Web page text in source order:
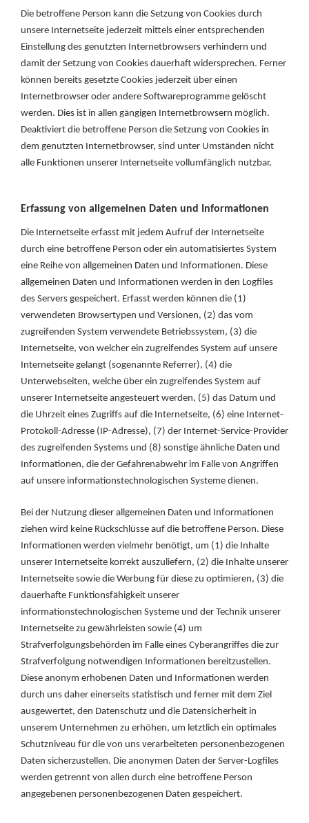
Die betroffene Person kann die Setzung von Cookies durch
unsere Internetseite jederzeit mittels einer entsprechenden
Einstellung des genutzten Internetbrowsers verhindern und
damit der Setzung von Cookies dauerhaft widersprechen. Ferner
können bereits gesetzte Cookies jederzeit über einen
Internetbrowser oder andere Softwareprogramme gelöscht
werden. Dies ist in allen gängigen Internetbrowsern möglich.
Deaktiviert die betroffene Person die Setzung von Cookies in
dem genutzten Internetbrowser, sind unter Umständen nicht
alle Funktionen unserer Internetseite vollumfänglich nutzbar.
Erfassung von allgemeinen Daten und Informationen
Die Internetseite erfasst mit jedem Aufruf der Internetseite
durch eine betroffene Person oder ein automatisiertes System
eine Reihe von allgemeinen Daten und Informationen. Diese
allgemeinen Daten und Informationen werden in den Logfiles
des Servers gespeichert. Erfasst werden können die (1)
verwendeten Browsertypen und Versionen, (2) das vom
zugreifenden System verwendete Betriebssystem, (3) die
Internetseite, von welcher ein zugreifendes System auf unsere
Internetseite gelangt (sogenannte Referrer), (4) die
Unterwebseiten, welche über ein zugreifendes System auf
unserer Internetseite angesteuert werden, (5) das Datum und
die Uhrzeit eines Zugriffs auf die Internetseite, (6) eine Internet-
Protokoll-Adresse (IP-Adresse), (7) der Internet-Service-Provider
des zugreifenden Systems und (8) sonstige ähnliche Daten und
Informationen, die der Gefahrenabwehr im Falle von Angriffen
auf unsere informationstechnologischen Systeme dienen.
Bei der Nutzung dieser allgemeinen Daten und Informationen
ziehen wird keine Rückschlüsse auf die betroffene Person. Diese
Informationen werden vielmehr benötigt, um (1) die Inhalte
unserer Internetseite korrekt auszuliefern, (2) die Inhalte unserer
Internetseite sowie die Werbung für diese zu optimieren, (3) die
dauerhafte Funktionsfähigkeit unserer
informationstechnologischen Systeme und der Technik unserer
Internetseite zu gewährleisten sowie (4) um
Strafverfolgungsbehörden im Falle eines Cyberangriffes die zur
Strafverfolgung notwendigen Informationen bereitzustellen.
Diese anonym erhobenen Daten und Informationen werden
durch uns daher einerseits statistisch und ferner mit dem Ziel
ausgewertet, den Datenschutz und die Datensicherheit in
unserem Unternehmen zu erhöhen, um letztlich ein optimales
Schutzniveau für die von uns verarbeiteten personenbezogenen
Daten sicherzustellen. Die anonymen Daten der Server-Logfiles
werden getrennt von allen durch eine betroffene Person
angegebenen personenbezogenen Daten gespeichert.